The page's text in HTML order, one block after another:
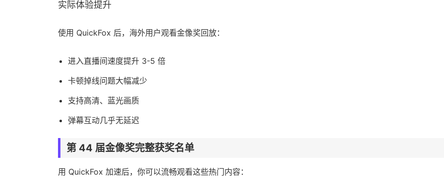
实际体验提升
使用 QuickFox 后，海外用户观看金像奖回放：
进入直播间速度提升 3-5 倍
卡顿掉线问题大幅减少
支持高清、蓝光画质
弹幕互动几乎无延迟
第 44 届金像奖完整获奖名单
用 QuickFox 加速后，你可以流畅观看这些热门内容：